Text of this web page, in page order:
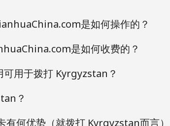
是如何操作的？
是如何收费的？
用于拨打 Kyrgyzstan？
？
何优势（就拨打 Kyrgyzstan而言）